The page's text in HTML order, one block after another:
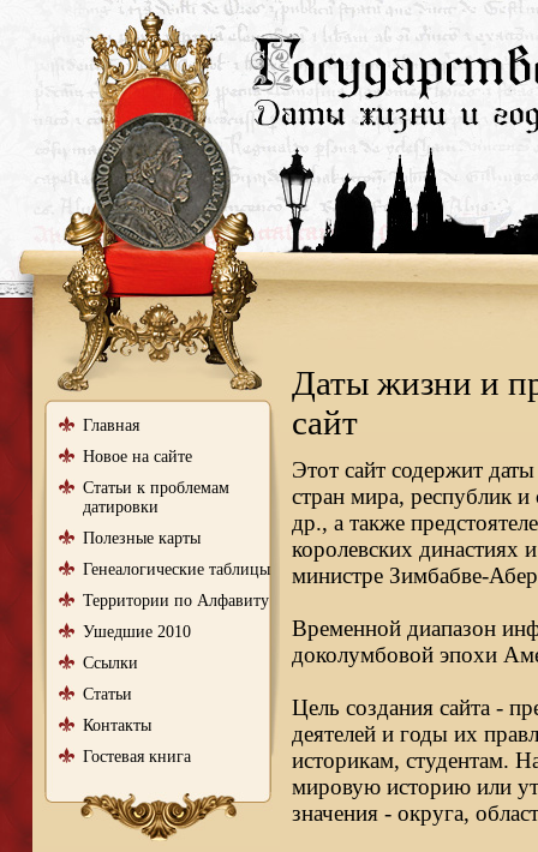
Главная
Новое на сайте
Статьи к проблемам
датировки
Полезные карты
Генеалогические таблицы
Территории по Алфавиту
Ушедшие 2010
Ссылки
Статьи
Контакты
Гостевая книга
Даты жизни и
сайт
Этот сайт содержит
стран мира, республик и
др., а также
королевских династиях
министре Зимбабве-
Временной диапазон
доколумбовой эпохи
Цель создания сайта -
деятелей и годы их
историкам, студентам.
мировую историю или
значения - округа,